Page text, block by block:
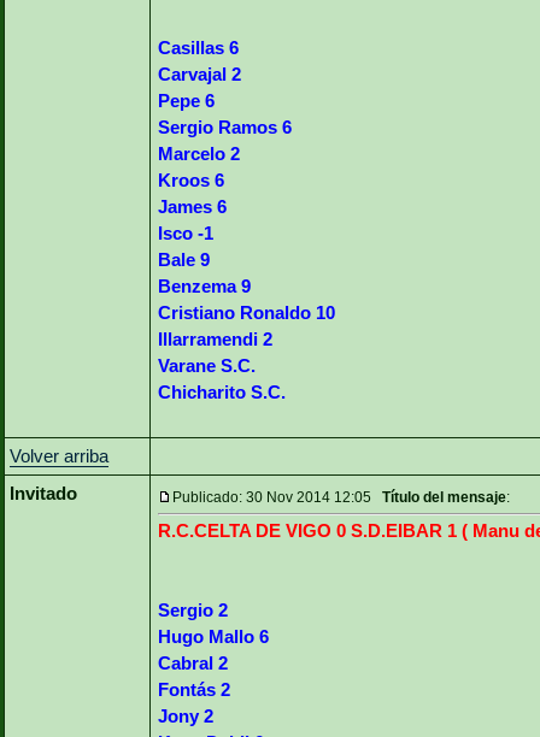
Casillas 6
Carvajal 2
Pepe 6
Sergio Ramos 6
Marcelo 2
Kroos 6
James 6
Isco -1
Bale 9
Benzema 9
Cristiano Ronaldo 10
Illarramendi 2
Varane S.C.
Chicharito S.C.
Volver arriba
Invitado
Publicado: 30 Nov 2014 12:05 Título del mensaje:
R.C.CELTA DE VIGO 0 S.D.EIBAR 1 ( Manu
Sergio 2
Hugo Mallo 6
Cabral 2
Fontás 2
Jony 2